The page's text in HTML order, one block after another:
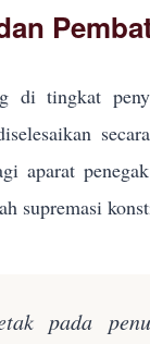
di tingkat
aparat
supremasi
pada